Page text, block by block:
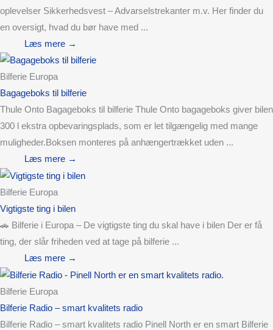
oplevelser Sikkerhedsvest – Advarselstrekanter m.v. Her finder du
en oversigt, hvad du bør have med ...
Læs mere →
Bilferie Europa
Bagageboks til bilferie
Thule Onto Bagageboks til bilferie Thule Onto bagageboks giver bilen
300 l ekstra opbevaringsplads, som er let tilgængelig med mange
muligheder.Boksen monteres på anhængertrækket uden ...
Læs mere →
Bilferie Europa
Vigtigste ting i bilen
🚗 Bilferie i Europa – De vigtigste ting du skal have i bilen Der er få
ting, der slår friheden ved at tage på bilferie ...
Læs mere →
Bilferie Europa
Bilferie Radio – smart kvalitets radio
Bilferie Radio – smart kvalitets radio Pinell North er en smart Bilferie